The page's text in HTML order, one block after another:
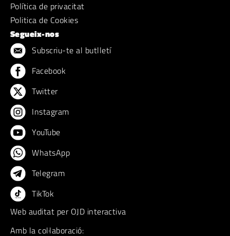
Política de privacitat
Politica de Cookies
Segueix-nos
Subscriu-te al butlletí
Facebook
Twitter
Instagram
YouTube
WhatsApp
Telegram
TikTok
Web auditat per OJD interactiva
Amb la col·laboració: